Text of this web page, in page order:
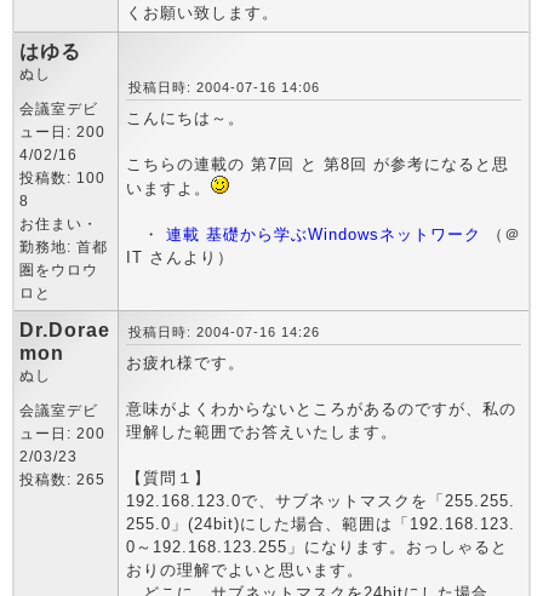
くお願い致します。
はゆる
ぬし
会議室デビ
ュー日: 200
4/02/16
投稿数: 100
8
お住まい・
勤務地: 首都
圏をウロウ
ロと
投稿日時: 2004-07-16 14:06
こんにちは～。
こちらの連載の 第7回 と 第8回 が参考になると思
いますよ。
・ 連載 基礎から学ぶWindowsネットワーク
（＠
IT さんより）
Dr.Dorae
mon
ぬし
会議室デビ
ュー日: 200
2/03/23
投稿数: 265
投稿日時: 2004-07-16 14:26
お疲れ様です。
意味がよくわからないところがあるのですが、私の
理解した範囲でお答えいたします。
【質問１】
192.168.123.0で、サブネットマスクを「255.255.
255.0」(24bit)にした場合、範囲は「192.168.123.
0～192.168.123.255」になります。おっしゃると
おりの理解でよいと思います。